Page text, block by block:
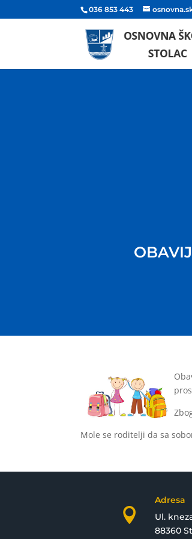
036 853 443
Mole se roditelji da sa

Adresa
Ul.
88360